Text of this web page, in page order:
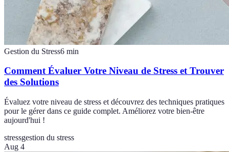
Gestion du Stress6 min
Comment Évaluer Votre Niveau de Stress et Trouver
des Solutions
Évaluez votre niveau de stress et découvrez des techniques pratiques
pour le gérer dans ce guide complet. Améliorez votre bien-être
aujourd'hui !
stressgestion du stress
Aug 4